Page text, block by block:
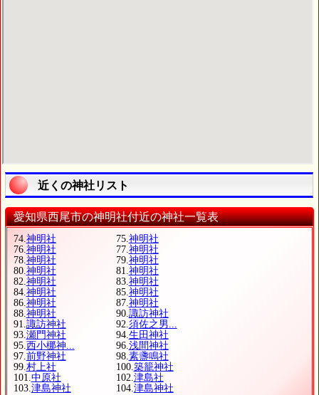
近くの神社リスト
愛知県西尾市の神明社付近の神社一覧表
74.神明社 75.神明社
76.神明社 77.神明社
78.神明社 79.神明社
80.神明社 81.神明社
82.神明社 83.神明社
84.神明社 85.神明社
86.神明社 87.神明社
88.神明社 90.諏訪神社
91.諏訪神社 92.須佐之男...
93.瀬門神社 94.生田神社
95.西小梛神... 96.浅間神社
97.前野神社 98.素盞鳴社
99.村上社 100.築籠神社
101.中原社 102.津島社
103.津島神社 104.津島神社